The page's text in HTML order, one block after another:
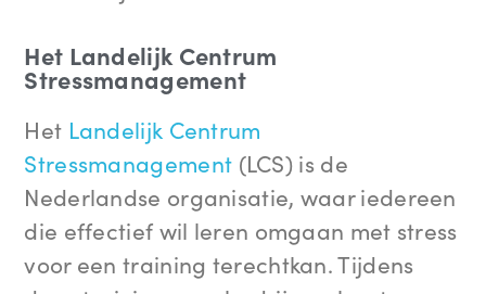
Het Landelijk Centrum
Stressmanagement
Het Landelijk Centrum
Stressmanagement (LCS) is de
Nederlandse organisatie, waar iedereen
die effectief wil leren omgaan met stress
voor een training terechtkan. Tijdens